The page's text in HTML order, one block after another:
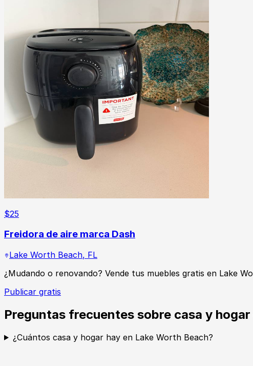
$25
Freidora de aire marca Dash
Lake Worth Beach, FL
¿Mudando o renovando? Vende tus muebles gratis en Lake
Publicar gratis
Preguntas frecuentes sobre casa y
¿Cuántos casa y hogar hay en Lake Worth Beach?